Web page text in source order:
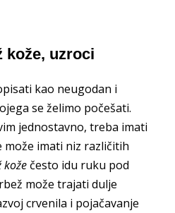
kože, uzroci
kao neugodan i
se želimo počešati.
jednostavno, treba imati
može imati niz različitih
kože često idu ruku pod
može trajati dulje
crvenila i pojačavanje